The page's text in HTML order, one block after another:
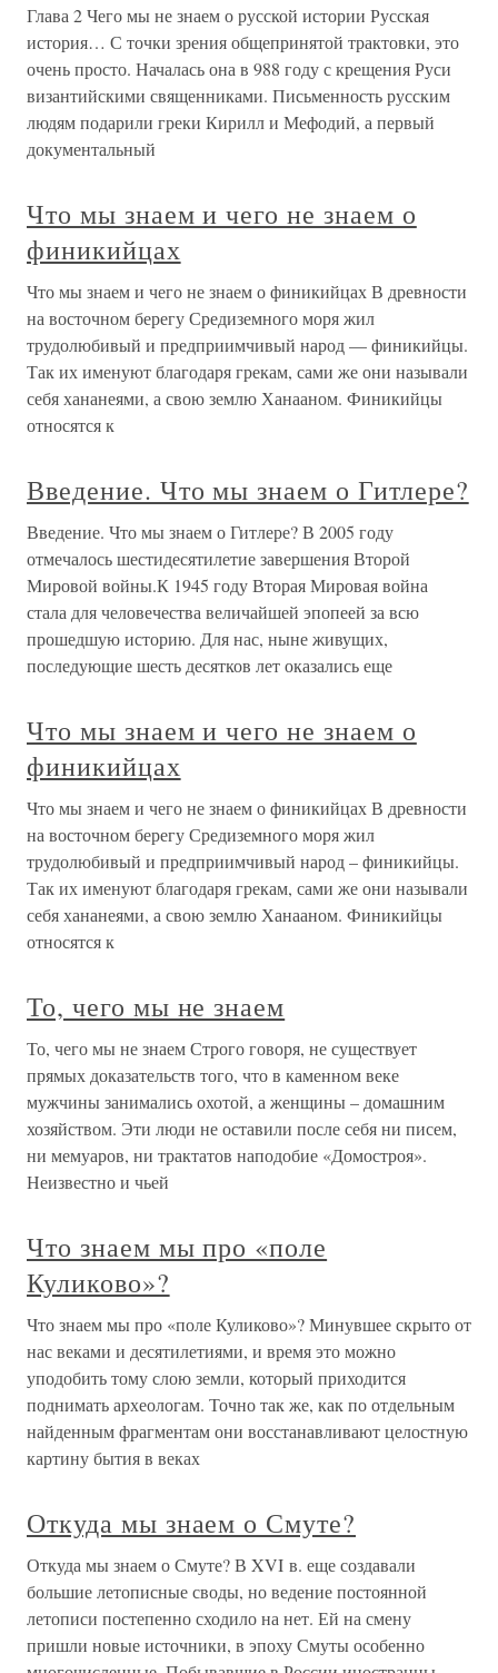
Глава 2 Чего мы не знаем о русской истории Русская
история… С точки зрения общепринятой трактовки, это
очень просто. Началась она в 988 году с крещения Руси
византийскими священниками. Письменность русским
людям подарили греки Кирилл и Мефодий, а первый
документальный
Что мы знаем и чего не знаем о
финикийцах
Что мы знаем и чего не знаем о финикийцах В древности
на восточном берегу Средиземного моря жил
трудолюбивый и предприимчивый народ — финикийцы.
Так их именуют благодаря грекам, сами же они называли
себя хананеями, а свою землю Ханааном. Финикийцы
относятся к
Введение. Что мы знаем о Гитлере?
Введение. Что мы знаем о Гитлере? В 2005 году
отмечалось шестидесятилетие завершения Второй
Мировой войны.К 1945 году Вторая Мировая война
стала для человечества величайшей эпопеей за всю
прошедшую историю. Для нас, ныне живущих,
последующие шесть десятков лет оказались еще
Что мы знаем и чего не знаем о
финикийцах
Что мы знаем и чего не знаем о финикийцах В древности
на восточном берегу Средиземного моря жил
трудолюбивый и предприимчивый народ – финикийцы.
Так их именуют благодаря грекам, сами же они называли
себя хананеями, а свою землю Ханааном. Финикийцы
относятся к
То, чего мы не знаем
То, чего мы не знаем Строго говоря, не существует
прямых доказательств того, что в каменном веке
мужчины занимались охотой, а женщины – домашним
хозяйством. Эти люди не оставили после себя ни писем,
ни мемуаров, ни трактатов наподобие «Домостроя».
Неизвестно и чьей
Что знаем мы про «поле
Куликово»?
Что знаем мы про «поле Куликово»? Минувшее скрыто от
нас веками и десятилетиями, и время это можно
уподобить тому слою земли, который приходится
поднимать археологам. Точно так же, как по отдельным
найденным фрагментам они восстанавливают целостную
картину бытия в веках
Откуда мы знаем о Смуте?
Откуда мы знаем о Смуте? В XVI в. еще создавали
большие летописные своды, но ведение постоянной
летописи постепенно сходило на нет. Ей на смену
пришли новые источники, в эпоху Смуты особенно